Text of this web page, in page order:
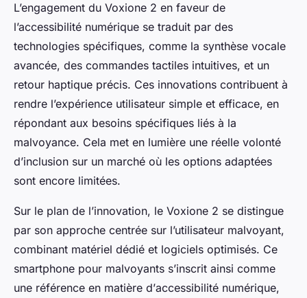
L’engagement du Voxione 2 en faveur de
l’accessibilité numérique se traduit par des
technologies spécifiques, comme la synthèse vocale
avancée, des commandes tactiles intuitives, et un
retour haptique précis. Ces innovations contribuent à
rendre l’expérience utilisateur simple et efficace, en
répondant aux besoins spécifiques liés à la
malvoyance. Cela met en lumière une réelle volonté
d’inclusion sur un marché où les options adaptées
sont encore limitées.
Sur le plan de l’innovation, le Voxione 2 se distingue
par son approche centrée sur l’utilisateur malvoyant,
combinant matériel dédié et logiciels optimisés. Ce
smartphone pour malvoyants s’inscrit ainsi comme
une référence en matière d’accessibilité numérique,